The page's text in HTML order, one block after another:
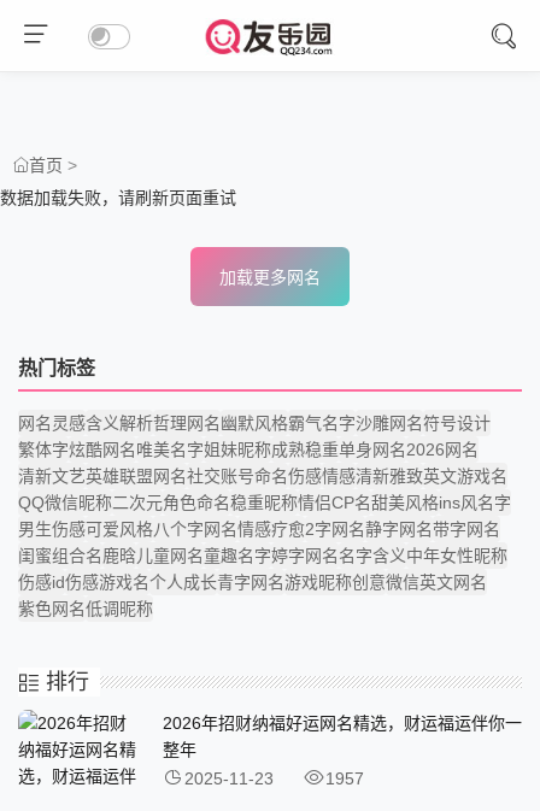
首页 >
数据加载失败，请刷新页面重试
加载更多网名
热门标签
网名灵感含义解析哲理网名幽默风格霸气名字沙雕网名符号设计
繁体字炫酷网名唯美名字姐妹昵称成熟稳重单身网名2026网名
清新文艺英雄联盟网名社交账号命名伤感情感清新雅致英文游戏名
QQ微信昵称二次元角色命名稳重昵称情侣CP名甜美风格ins风名字
男生伤感可爱风格八个字网名情感疗愈2字网名静字网名带字网名
闺蜜组合名鹿晗儿童网名童趣名字婷字网名名字含义中年女性昵称
伤感id伤感游戏名个人成长青字网名游戏昵称创意微信英文网名
紫色网名低调昵称
排行
2026年招财纳福好运网名精选，财运福运伴你一
整年
2025-11-23
1957